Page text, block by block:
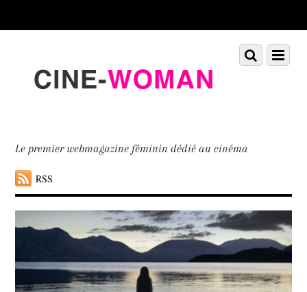
down
Le premier webmagazine féminin dédié au cinéma
RSS
Menu
Scroll
down